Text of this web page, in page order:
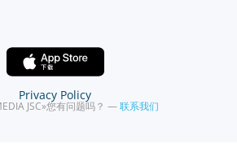
JSC»您有问题吗？ —联系我们
Privacy Policy